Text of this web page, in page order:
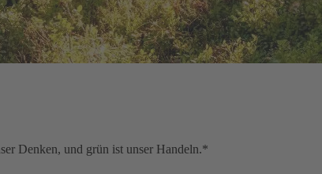
Denken, und grün ist unser Handeln.*